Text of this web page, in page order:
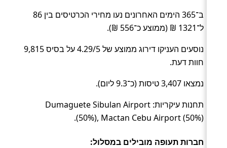
ב־365 הימים האחרונים נעו מחירי הכרטיסים בין 86
ל־1321 ₪ (ממוצע כ־556 ₪).
נוסעים העניקו דירוג ממוצע של 4.29/5 על בסיס 9,815
חוות דעת.
נמצאו 3,407 טיסות (כ־9.3 ליום).
תחנות עיקריות: Dumaguete Sibulan Airport
(50%), Mactan Cebu Airport (50%).
חברות תעופה מובילים במסלול: